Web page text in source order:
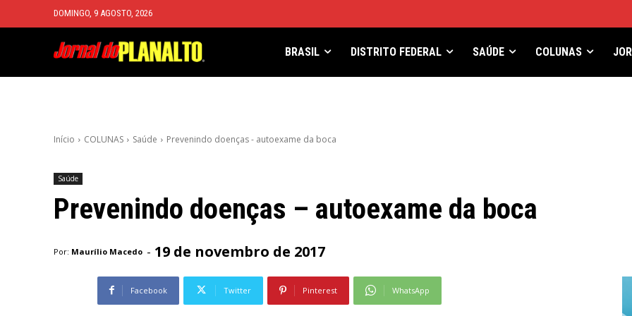
DOMINGO, 9 AGOSTO, 2026
BRASIL DISTRITO FEDERAL SAÚDE COLUNAS
Início COLUNAS Saúde Prevenindo doenças - autoexame da boca
Saúde
Prevenindo doenças – autoexame da boca
Por: Maurílio Macedo - 19 de novembro de 2017
Facebook Twitter Pinterest WhatsApp